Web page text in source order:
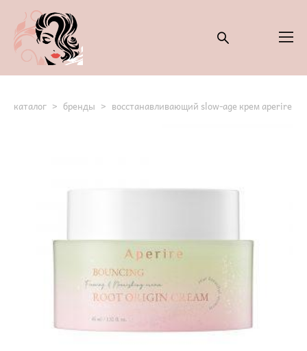
каталог > бренды > восстанавливающий slow-age крем aperire